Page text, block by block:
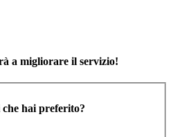
a migliorare il servizio!
hai preferito?